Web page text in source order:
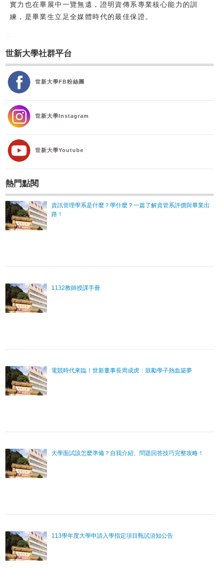
實力也在畢展中一覽無遺，證明資傳系專業核心能力的訓
練，是畢業生立足全媒體時代的最佳保證。
世新大學社群平台
世新大學FB粉絲團
世新大學Instagram
世新大學Youtube
熱門點閱
資訊管理學系是什麼？學什麼？一篇了解資管系評價與畢業出
路！
1132教師授課手冊
電競時代來臨！世新董事長周成虎：鼓勵學子熱血築夢
大學面試該怎麼準備？自我介紹、問題回答技巧完整攻略！
113學年度大學申請入學指定項目甄試須知公告